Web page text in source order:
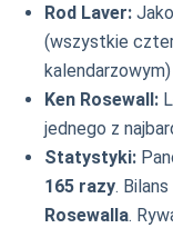
Rod Laver:
(wszystkie
Ken Rosewall:
jednego z
Statystyki:
165 razy.
Rosewalla.